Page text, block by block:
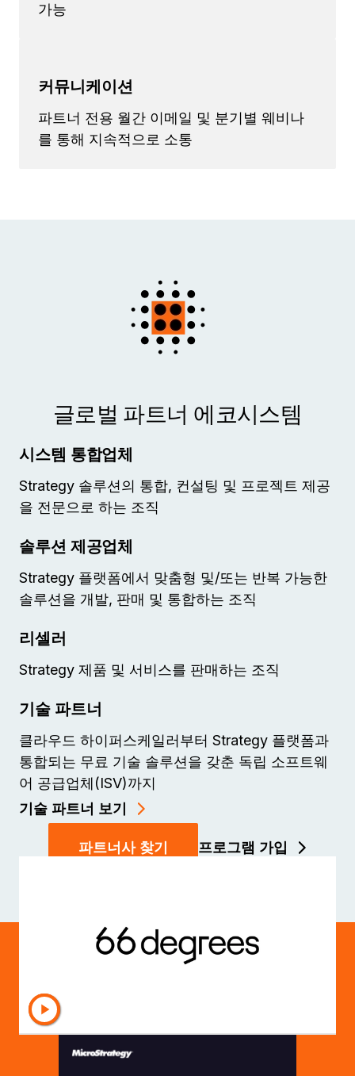
가능
커뮤니케이션
파트너 전용 월간 이메일 및 분기별 웨비나
를 통해 지속적으로 소통
글로벌 파트너 에코시스템
시스템 통합업체
Strategy 솔루션의 통합, 컨설팅 및 프로젝트 제공
을 전문으로 하는 조직
솔루션 제공업체
Strategy 플랫폼에서 맞춤형 및/또는 반복 가능한
솔루션을 개발, 판매 및 통합하는 조직
리셀러
Strategy 제품 및 서비스를 판매하는 조직
기술 파트너
클라우드 하이퍼스케일러부터 Strategy 플랫폼과
통합되는 무료 기술 솔루션을 갖춘 독립 소프트웨
어 공급업체(ISV)까지
기술 파트너 보기
파트너사 찾기 프로그램 가입
Strategy 파트너가 되세요